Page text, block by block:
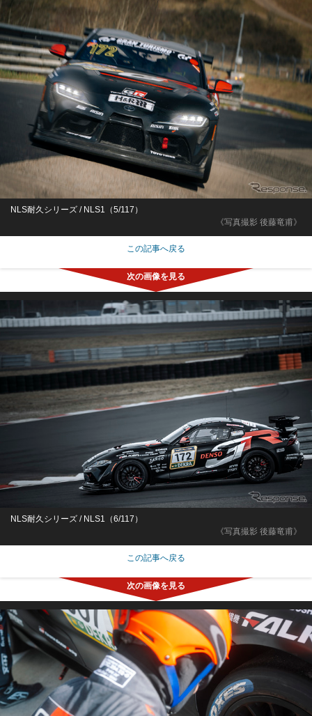
《写真撮影 後藤竜甫》
NLS耐久シリーズ / NLS1（5/117）
この記事へ戻る
《写真撮影 後藤竜甫》
NLS耐久シリーズ / NLS1（6/117）
この記事へ戻る